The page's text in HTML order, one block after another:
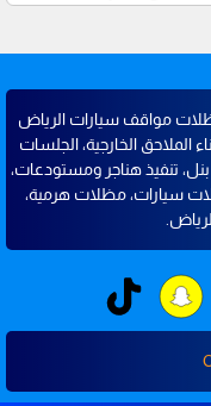
مواقف سيارات الرياض
الخارجية، الجلسات
تنفيذ هناجر ومستودعات،
سيارات، مظلات هرمية،